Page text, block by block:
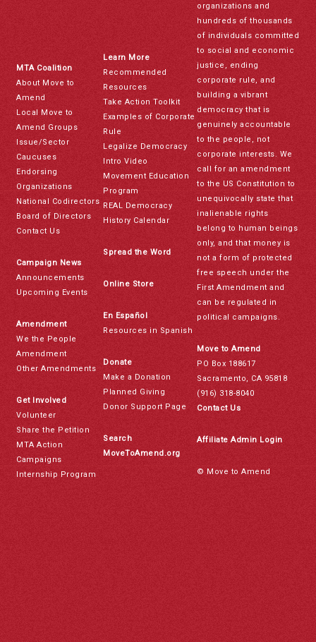
MTA Coalition
About Move to
Amend
Local Move to
Amend Groups
Issue/Sector
Caucuses
Endorsing
Organizations
National Codirectors
Board of Directors
Contact Us
Campaign News
Announcements
Upcoming Events
Amendment
We the People
Amendment
Other Amendments
Get Involved
Volunteer
Share the Petition
MTA Action
Campaigns
Internship Program
Learn More
Recommended
Resources
Take Action Toolkit
Examples of Corporate
Rule
Legalize Democracy
Intro Video
Movement Education
Program
REAL Democracy
History Calendar
Spread the Word
Online Store
En Español
Resources in Spanish
Donate
Make a Donation
Planned Giving
Donor Support Page
Search
MoveToAmend.org
organizations and
hundreds of thousands
of individuals committed
to social and economic
justice, ending
corporate rule, and
building a vibrant
democracy that is
genuinely accountable
to the people, not
corporate interests. We
call for an amendment
to the US Constitution to
unequivocally state that
inalienable rights
belong to human beings
only, and that money is
not a form of protected
free speech under the
First Amendment and
can be regulated in
political campaigns.
Move to Amend
PO Box 188617
Sacramento, CA 95818
(916) 318-8040
Contact Us
Affiliate Admin Login
© Move to Amend